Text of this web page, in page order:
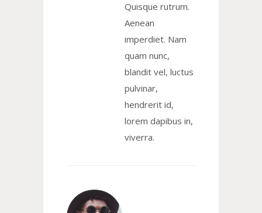
Quisque rutrum.
Aenean
imperdiet. Nam
quam nunc,
blandit vel, luctus
pulvinar,
hendrerit id,
lorem dapibus in,
viverra.